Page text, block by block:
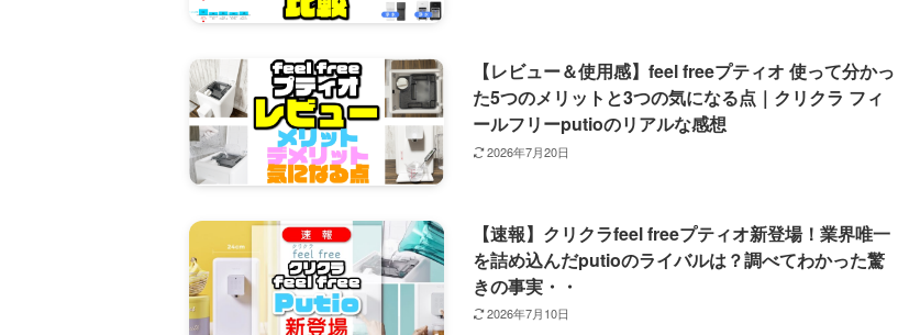
【レビュー＆使用感】feel freeプティオ 使って分かっ
た5つのメリットと3つの気になる点｜クリクラ フィ
ールフリーputioのリアルな感想
2026年7月20日
【速報】クリクラfeel freeプティオ新登場！業界唯一
を詰め込んだputioのライバルは？調べてわかった驚
きの事実・・
2026年7月10日